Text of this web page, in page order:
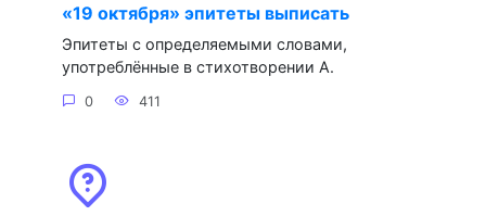
«19 октября» эпитеты выписать
Эпитеты с определяемыми словами,
употреблённые в стихотворении А.
0 411